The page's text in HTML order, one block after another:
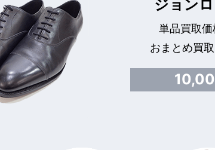
ジョン
単品買取
おまとめ買